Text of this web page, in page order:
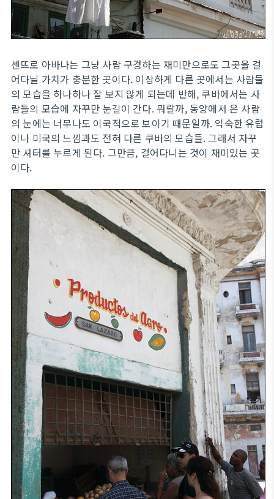
센뜨로 아바나는 그냥 사람 구경하는 재미만으로도 그곳을 걸
어다닐 가치가 충분한 곳이다. 이상하게 다른 곳에서는 사람들
의 모습을 하나하나 잘 보지 않게 되는데 반해, 쿠바에서는 사
람들의 모습에 자꾸만 눈길이 간다. 뭐랄까, 동양에서 온 사람
의 눈에는 너무나도 이국적으로 보이기 때문일까. 익숙한 유럽
이나 미국의 느낌과도 전혀 다른 쿠바의 모습들. 그래서 자꾸
만 셔터를 누르게 된다. 그만큼, 걸어다니는 것이 재미있는 곳
이다.